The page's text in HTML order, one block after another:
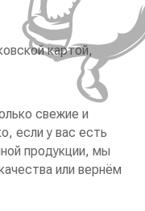
картой,
свежие и
если у вас есть
продукции, мы
или вернём